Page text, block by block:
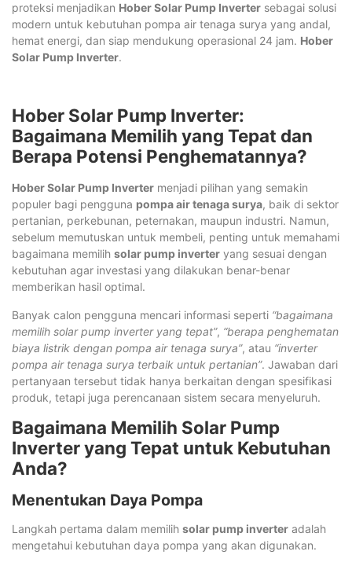
proteksi menjadikan Hober Solar Pump Inverter sebagai solusi
modern untuk kebutuhan pompa air tenaga surya yang andal,
hemat energi, dan siap mendukung operasional 24 jam. Hober
Solar Pump Inverter.
Hober Solar Pump Inverter:
Bagaimana Memilih yang Tepat dan
Berapa Potensi Penghematannya?
Hober Solar Pump Inverter menjadi pilihan yang semakin
populer bagi pengguna pompa air tenaga surya, baik di sektor
pertanian, perkebunan, peternakan, maupun industri. Namun,
sebelum memutuskan untuk membeli, penting untuk memahami
bagaimana memilih solar pump inverter yang sesuai dengan
kebutuhan agar investasi yang dilakukan benar-benar
memberikan hasil optimal.
Banyak calon pengguna mencari informasi seperti “bagaimana
memilih solar pump inverter yang tepat”, “berapa penghematan
biaya listrik dengan pompa air tenaga surya”, atau “inverter
pompa air tenaga surya terbaik untuk pertanian”. Jawaban dari
pertanyaan tersebut tidak hanya berkaitan dengan spesifikasi
produk, tetapi juga perencanaan sistem secara menyeluruh.
Bagaimana Memilih Solar Pump
Inverter yang Tepat untuk Kebutuhan
Anda?
Menentukan Daya Pompa
Langkah pertama dalam memilih solar pump inverter adalah
mengetahui kebutuhan daya pompa yang akan digunakan.